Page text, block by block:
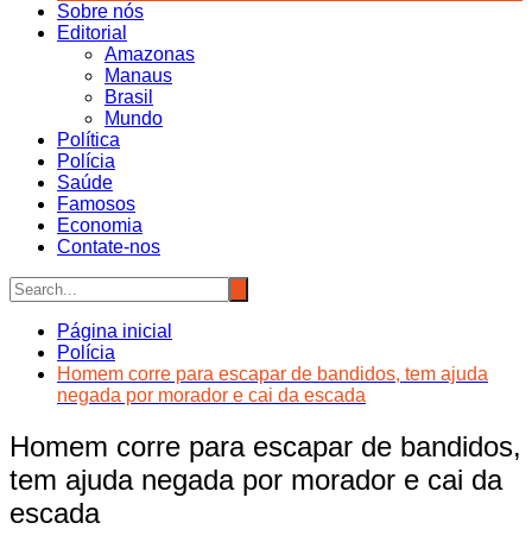
Sobre nós
Editorial
Amazonas
Manaus
Brasil
Mundo
Política
Polícia
Saúde
Famosos
Economia
Contate-nos
Página inicial
Polícia
Homem corre para escapar de bandidos, tem ajuda
negada por morador e cai da escada
Homem corre para escapar de bandidos,
tem ajuda negada por morador e cai da
escada